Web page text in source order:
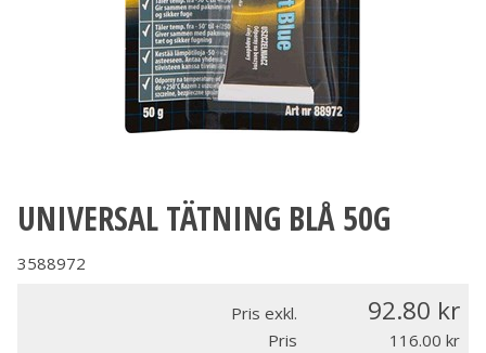
UNIVERSAL TÄTNING BLÅ 50G
3588972
Pris exkl. 92.80
Pris 116.00